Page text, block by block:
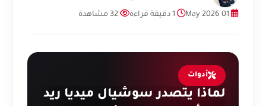
أدوات
لماذا يتصدر سوشيال ميديا ريد